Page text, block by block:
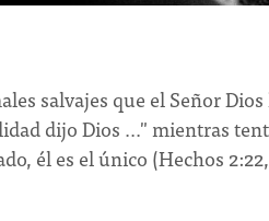
salvajes que el Señor
dijo Dios ..." mientras
él es el único (Hechos 2:22,